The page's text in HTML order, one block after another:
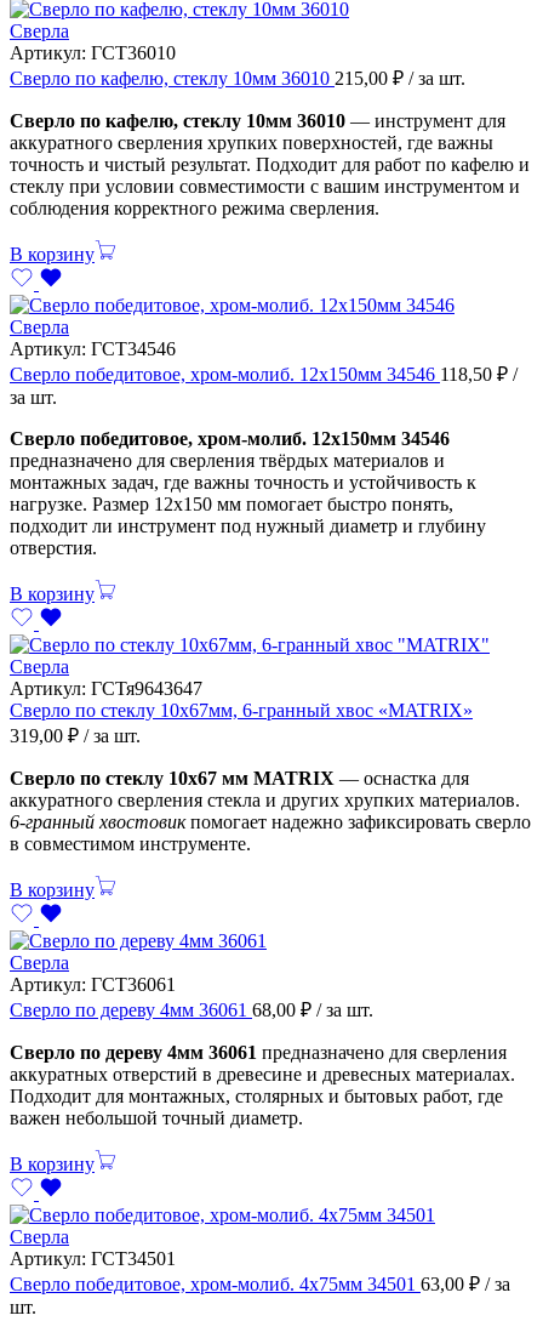
Сверла
Артикул: ГСТ36010
Сверло по кафелю, стеклу 10мм 36010 215,00 ₽ / за шт.
Сверло по кафелю, стеклу 10мм 36010 — инструмент для
аккуратного сверления хрупких поверхностей, где важны
точность и чистый результат. Подходит для работ по кафелю и
стеклу при условии совместимости с вашим инструментом и
соблюдения корректного режима сверления.
В корзину
Сверла
Артикул: ГСТ34546
Сверло победитовое, хром-молиб. 12х150мм 34546 118,50 ₽ /
за шт.
Сверло победитовое, хром-молиб. 12х150мм 34546
предназначено для сверления твёрдых материалов и
монтажных задач, где важны точность и устойчивость к
нагрузке. Размер 12х150 мм помогает быстро понять,
подходит ли инструмент под нужный диаметр и глубину
отверстия.
В корзину
Сверла
Артикул: ГСТя9643647
Сверло по стеклу 10х67мм, 6-гранный хвос «MATRIX»
319,00 ₽ / за шт.
Сверло по стеклу 10х67 мм MATRIX — оснастка для
аккуратного сверления стекла и других хрупких материалов.
6-гранный хвостовикпомогает надежно зафиксировать сверло
в совместимом инструменте.
В корзину
Сверла
Артикул: ГСТ36061
Сверло по дереву 4мм 36061 68,00 ₽ / за шт.
Сверло по дереву 4мм 36061 предназначено для сверления
аккуратных отверстий в древесине и древесных материалах.
Подходит для монтажных, столярных и бытовых работ, где
важен небольшой точный диаметр.
В корзину
Сверла
Артикул: ГСТ34501
Сверло победитовое, хром-молиб. 4х75мм 34501 63,00 ₽ / за
шт.